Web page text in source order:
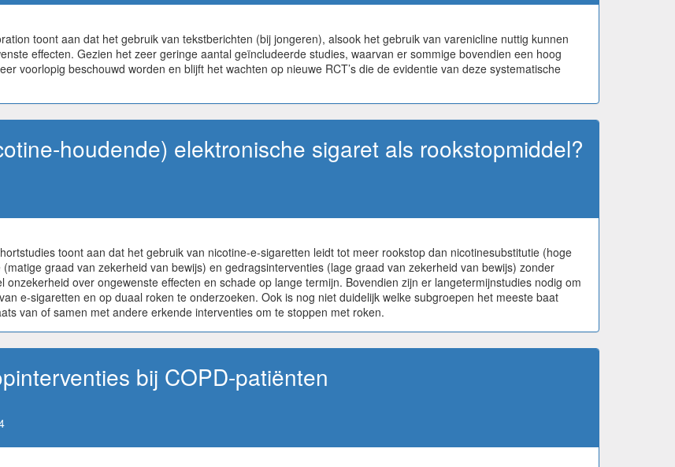
toont aan dat het gebruik van tekstberichten (bij jongeren), alsook het gebruik van varenicline nuttig kunnen
effecten. Gezien het zeer geringe aantal geïncludeerde studies, waarvan er sommige bovendien een hoog
voorlopig beschouwd worden en blijft het wachten op nieuwe RCT’s die de evidentie van deze systematische
houdende) elektronische sigaret als rookstopmiddel?
toont aan dat het gebruik van nicotine-e-sigaretten leidt tot meer rookstop dan nicotinesubstitutie (hoge
graad van zekerheid van bewijs) en gedragsinterventies (lage graad van zekerheid van bewijs) zonder
over ongewenste effecten en schade op lange termijn. Bovendien zijn er langetermijnstudies nodig om
e-sigaretten en op duaal roken te onderzoeken. Ook is nog niet duidelijk welke subgroepen het meeste baat
van of samen met andere erkende interventies om te stoppen met roken.
bij COPD-patiënten